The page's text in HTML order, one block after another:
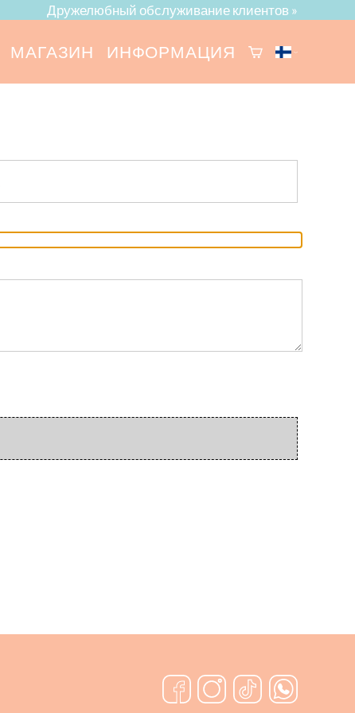
Дружелюбный обслуживание клиентов »
МАГАЗИН ИНФОРМАЦИЯ